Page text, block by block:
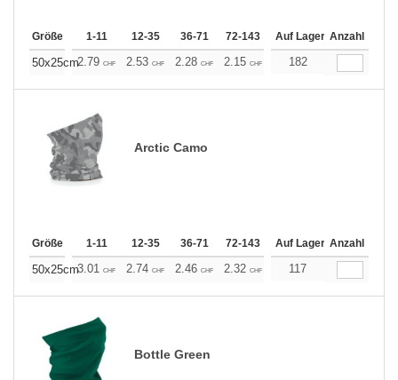
Größe 1-11 12-35 36-71 72-143 144-287 288 +
Auf Lager Anzahl
50x25cm2.79 CHF 2.53 CHF 2.28 CHF 2.15 CHF 2.03CHF
182
Arctic Camo
Größe 1-11 12-35 36-71 72-143 144-287 288 +
Auf Lager Anzahl
50x25cm3.01 CHF 2.74 CHF 2.46 CHF 2.32 CHF 2.19 CHF
117
Bottle Green